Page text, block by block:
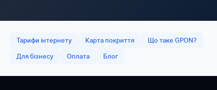
Тарифи інтернету Карта покриття Що таке GPON?
Для бізнесу Оплата Блог